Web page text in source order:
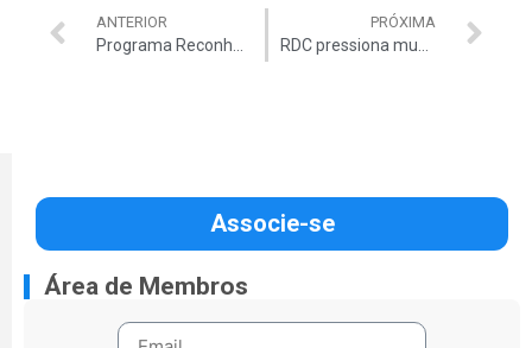
ANTERIOR
Programa Reconhe-ser em debate
PRÓXIMA
RDC pressiona mudanças na Lei de Licitações
Associe-se
Área de Membros